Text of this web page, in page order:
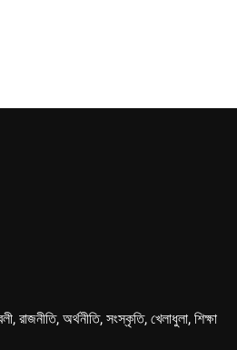
অর্থনীতি, সংস্কৃতি, খেলাধুলা, শিক্ষা